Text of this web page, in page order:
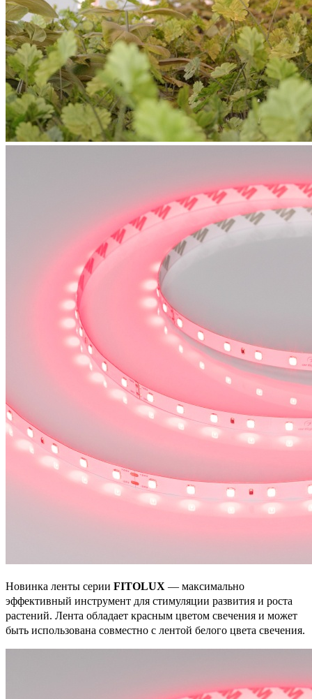
Новинка ленты серии FITOLUX — максимально
эффективный инструмент для стимуляции развития и роста
растений. Лента обладает красным цветом свечения и может
быть использована совместно с лентой белого цвета свечения.